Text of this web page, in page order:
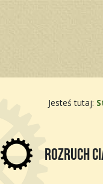
Jesteś tutaj:
Rozruch